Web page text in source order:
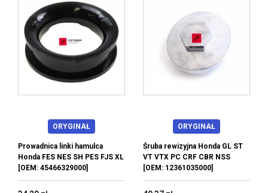
ORYGINAŁ
Prowadnica linki hamulca
Honda FES NES SH PES FJS XL
[OEM: 45466329000]
ORYGINAŁ
Śruba rewizyjna Honda GL ST
VT VTX PC CRF CBR NSS
[OEM: 12361035000]